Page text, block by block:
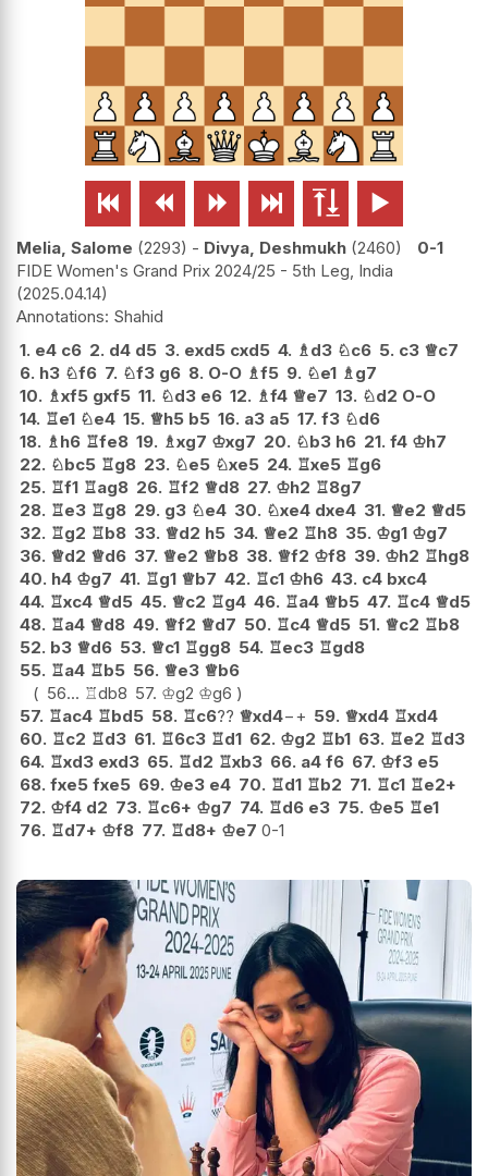
     
Melia, Salome 2293 - Divya, Deshmukh 2460
0-1
FIDE Women's Grand Prix 2024/25 - 5th Leg, India
2025.04.14
Shahid
1. e4 c6 2. d4 d5 3. exd5 cxd5 4. ♗d3 ♘c6 5. c3 ♕c7
6. h3 ♘f6 7. ♘f3 g6 8. O-O ♗f5 9. ♘e1 ♗g7
10. ♗xf5 gxf5 11. ♘d3 e6 12. ♗f4 ♕e7 13. ♘d2 O-O
14. ♖e1 ♘e4 15. ♕h5 b5 16. a3 a5 17. f3 ♘d6
18. ♗h6 ♖fe8 19. ♗xg7 ♔xg7 20. ♘b3 h6 21. f4 ♔h7
22. ♘bc5 ♖g8 23. ♘e5 ♘xe5 24. ♖xe5 ♖g6
25. ♖f1 ♖ag8 26. ♖f2 ♕d8 27. ♔h2 ♖8g7
28. ♖e3 ♖g8 29. g3 ♘e4 30. ♘xe4 dxe4 31. ♕e2 ♕d5
32. ♖g2 ♖b8 33. ♕d2 h5 34. ♕e2 ♖h8 35. ♔g1 ♔g7
36. ♕d2 ♕d6 37. ♕e2 ♕b8 38. ♕f2 ♔f8 39. ♔h2 ♖hg8
40. h4 ♔g7 41. ♖g1 ♕b7 42. ♖c1 ♔h6 43. c4 bxc4
44. ♖xc4 ♕d5 45. ♕c2 ♖g4 46. ♖a4 ♕b5 47. ♖c4 ♕d5
48. ♖a4 ♕d8 49. ♕f2 ♕d7 50. ♖c4 ♕d5 51. ♕c2 ♖b8
52. b3 ♕d6 53. ♕c1 ♖gg8 54. ♖ec3 ♖gd8
55. ♖a4 ♖b5 56. ♕e3 ♕b6
56... ♖db8 57. ♔g2 ♔g6
57. ♖ac4 ♖bd5 58. ♖c6?? ♕xd4−+ 59. ♕xd4 ♖xd4
60. ♖c2 ♖d3 61. ♖6c3 ♖d1 62. ♔g2 ♖b1 63. ♖e2 ♖d3
64. ♖xd3 exd3 65. ♖d2 ♖xb3 66. a4 f6 67. ♔f3 e5
68. fxe5 fxe5 69. ♔e3 e4 70. ♖d1 ♖b2 71. ♖c1 ♖e2+
72. ♔f4 d2 73. ♖c6+ ♔g7 74. ♖d6 e3 75. ♔e5 ♖e1
76. ♖d7+ ♔f8 77. ♖d8+ ♔e7 0-1